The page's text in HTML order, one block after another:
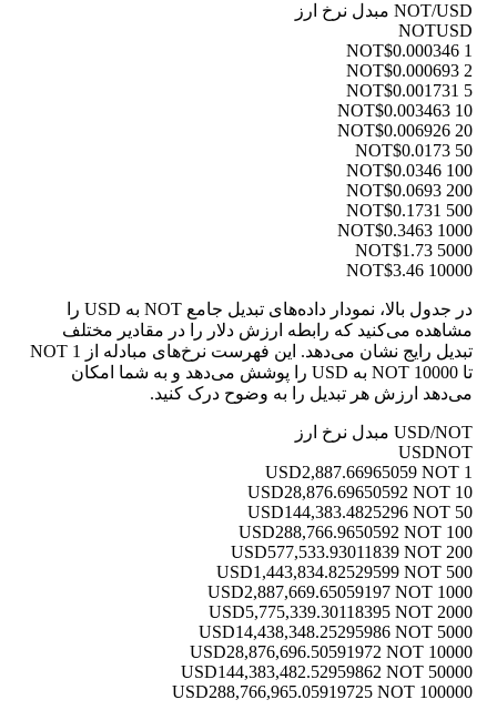
NOT/USD مبدل نرخ ارز
NOTUSD
1 NOT
$0.000346
2 NOT
$0.000693
5 NOT
$0.001731
10 NOT
$0.003463
20 NOT
$0.006926
50 NOT
$0.0173
100 NOT
$0.0346
200 NOT
$0.0693
500 NOT
$0.1731
1000 NOT
$0.3463
5000 NOT
$1.73
10000 NOT
$3.46
در جدول بالا، نمودار داده‌های تبدیل جامع NOT به USD را
مشاهده می‌کنید که رابطه ارزش دلار را در مقادیر مختلف
تبدیل رایج نشان می‌دهد. این فهرست نرخ‌های مبادله از 1 NOT
تا 10000 NOT به USD را پوشش می‌دهد و به شما امکان
می‌دهد ارزش هر تبدیل را به وضوح درک کنید.
USD/NOT مبدل نرخ ارز
USDNOT
1 USD
2,887.66965059 NOT
10 USD
28,876.69650592 NOT
50 USD
144,383.4825296 NOT
100 USD
288,766.9650592 NOT
200 USD
577,533.93011839 NOT
500 USD
1,443,834.82529599 NOT
1000 USD
2,887,669.65059197 NOT
2000 USD
5,775,339.30118395 NOT
5000 USD
14,438,348.25295986 NOT
10000 USD
28,876,696.50591972 NOT
50000 USD
144,383,482.52959862 NOT
100000 USD
288,766,965.05919725 NOT